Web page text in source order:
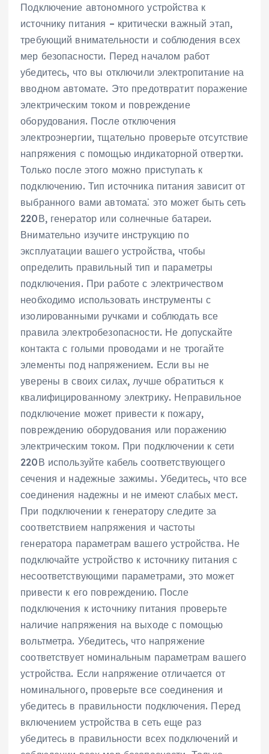
Подключение автономного устройства к
источнику питания – критически важный этап‚
требующий внимательности и соблюдения всех
мер безопасности. Перед началом работ
убедитесь‚ что вы отключили электропитание на
вводном автомате. Это предотвратит поражение
электрическим током и повреждение
оборудования. После отключения
электроэнергии‚ тщательно проверьте отсутствие
напряжения с помощью индикаторной отвертки.
Только после этого можно приступать к
подключению. Тип источника питания зависит от
выбранного вами автомата⁚ это может быть сеть
220В‚ генератор или солнечные батареи.
Внимательно изучите инструкцию по
эксплуатации вашего устройства‚ чтобы
определить правильный тип и параметры
подключения. При работе с электричеством
необходимо использовать инструменты с
изолированными ручками и соблюдать все
правила электробезопасности. Не допускайте
контакта с голыми проводами и не трогайте
элементы под напряжением. Если вы не
уверены в своих силах‚ лучше обратиться к
квалифицированному электрику. Неправильное
подключение может привести к пожару‚
повреждению оборудования или поражению
электрическим током. При подключении к сети
220В используйте кабель соответствующего
сечения и надежные зажимы. Убедитесь‚ что все
соединения надежны и не имеют слабых мест.
При подключении к генератору следите за
соответствием напряжения и частоты
генератора параметрам вашего устройства. Не
подключайте устройство к источнику питания с
несоответствующими параметрами‚ это может
привести к его повреждению. После
подключения к источнику питания проверьте
наличие напряжения на выходе с помощью
вольтметра. Убедитесь‚ что напряжение
соответствует номинальным параметрам вашего
устройства. Если напряжение отличается от
номинального‚ проверьте все соединения и
убедитесь в правильности подключения. Перед
включением устройства в сеть еще раз
убедитесь в правильности всех подключений и